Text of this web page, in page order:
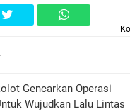
Gencarkan Operasi
Wujudkan Lalu Lintas